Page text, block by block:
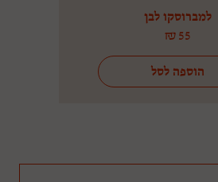
למברוסקו לבן
₪ 55
הוספה לסל